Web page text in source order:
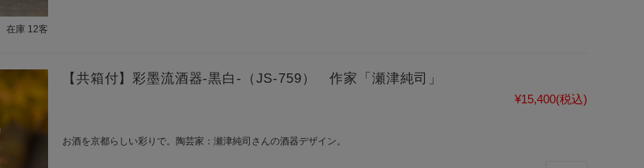
在庫 12客
【共箱付】彩墨流酒器-黒白-（JS-759） 作家「瀬津純司」
¥15,400(税込)
お酒を京都らしい彩りで。陶芸家：瀬津純司さんの酒器デザイン。